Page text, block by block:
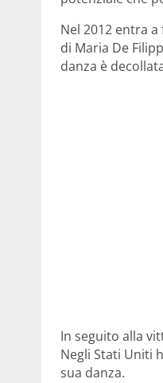
Nel 2012 entra
di Maria De
danza è
In seguito alla
Negli Stati Uniti
sua danza.